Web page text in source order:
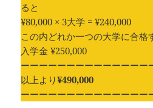
ると
¥80,000 × 3大学 = ¥240,000
この内どれか一つの大学に合格
入学金 ¥250,000
ーーーーーーーーーーーーーー
以上より¥490,000
ーーーーーーーーーーーーーー